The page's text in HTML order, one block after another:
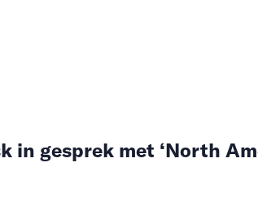
in gesprek met ‘North